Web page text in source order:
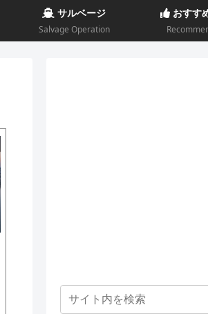
サルベージ
Salvage Operation
おすす